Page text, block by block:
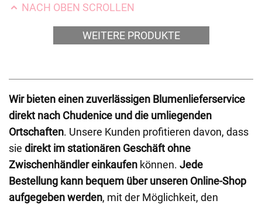
NACH OBEN SCROLLEN
WEITERE PRODUKTE
Wir bieten einen zuverlässigen Blumenlieferservice
direkt nach Chudenice und die umliegenden
Ortschaften. Unsere Kunden profitieren davon, dass
sie direkt im stationären Geschäft ohne
Zwischenhändler einkaufen können. Jede
Bestellung kann bequem über unseren Online-Shop
aufgegeben werden, mit der Möglichkeit, den